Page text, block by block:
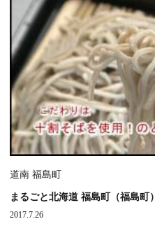
道南 福島町
まるごと北海道 福島町（福島町）
2017.7.26